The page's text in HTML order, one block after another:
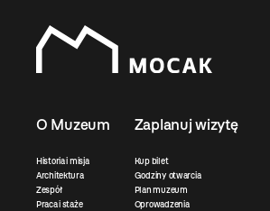
O Muzeum
Historia i misja
Architektura
Zespół
Praca i staże
Zaplanuj wizytę
Kup bilet
Godziny otwarcia
Plan muzeum
Oprowadzenia